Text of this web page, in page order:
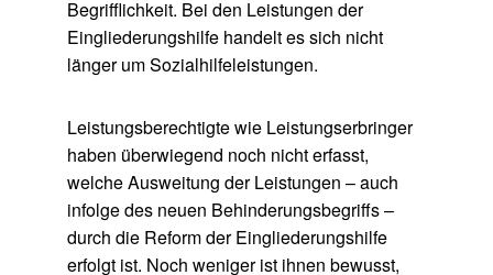
Begrifflichkeit. Bei den Leistungen der
Eingliederungshilfe handelt es sich nicht
länger um Sozialhilfeleistungen.
Leistungsberechtigte wie Leistungserbringer
haben überwiegend noch nicht erfasst,
welche Ausweitung der Leistungen – auch
infolge des neuen Behinderungsbegriffs –
durch die Reform der Eingliederungshilfe
erfolgt ist. Noch weniger ist ihnen bewusst,